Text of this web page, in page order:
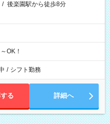
/ 後楽園駅から徒歩8分
OK！
/ シフト勤務
る 詳細へ